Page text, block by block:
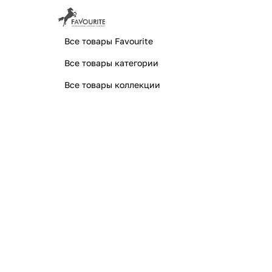
Все товары Favourite
Все товары категории
Все товары коллекции